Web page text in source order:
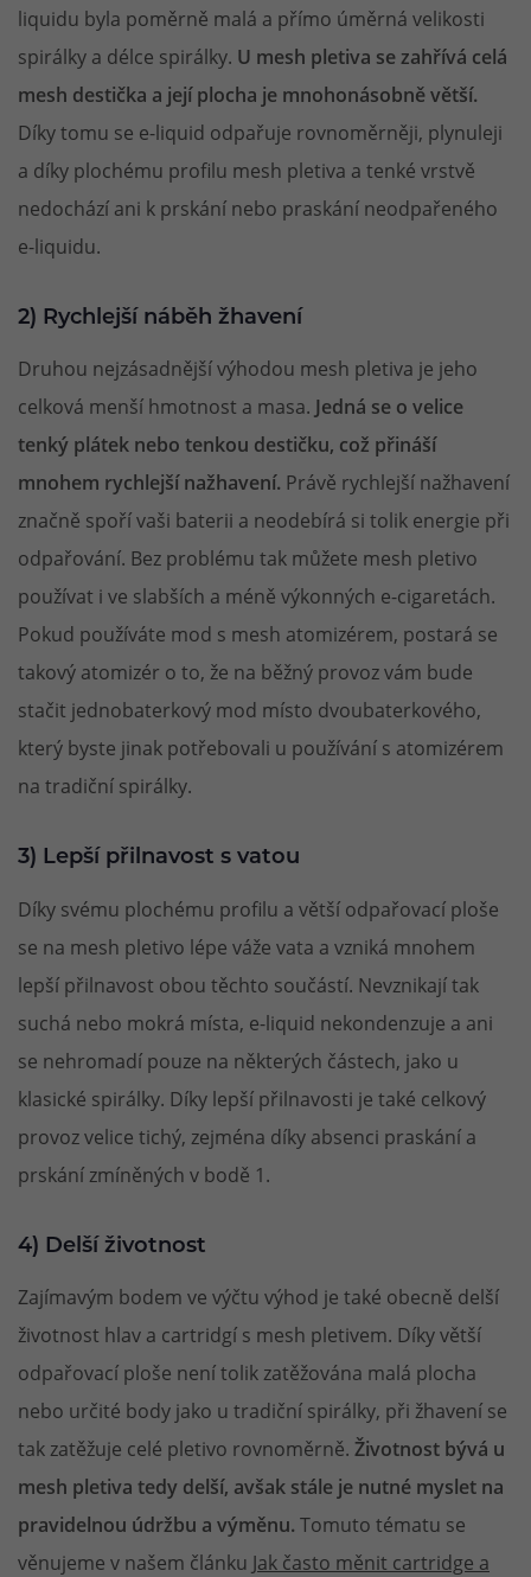
liquidu byla poměrně malá a přímo úměrná velikosti
spirálky a délce spirálky. U mesh pletiva se zahřívá celá
mesh destička a její plocha je mnohonásobně větší.
Díky tomu se e-liquid odpařuje rovnoměrněji, plynuleji
a díky plochému profilu mesh pletiva a tenké vrstvě
nedochází ani k prskání nebo praskání neodpařeného
e-liquidu.
2) Rychlejší náběh žhavení
Druhou nejzásadnější výhodou mesh pletiva je jeho
celková menší hmotnost a masa. Jedná se o velice
tenký plátek nebo tenkou destičku, což přináší
mnohem rychlejší nažhavení. Právě rychlejší nažhavení
značně spoří vaši baterii a neodebírá si tolik energie při
odpařování. Bez problému tak můžete mesh pletivo
používat i ve slabších a méně výkonných e-cigaretách.
Pokud používáte mod s mesh atomizérem, postará se
takový atomizér o to, že na běžný provoz vám bude
stačit jednobaterkový mod místo dvoubaterkového,
který byste jinak potřebovali u používání s atomizérem
na tradiční spirálky.
3) Lepší přilnavost s vatou
Díky svému plochému profilu a větší odpařovací ploše
se na mesh pletivo lépe váže vata a vzniká mnohem
lepší přilnavost obou těchto součástí. Nevznikají tak
suchá nebo mokrá místa, e-liquid nekondenzuje a ani
se nehromadí pouze na některých částech, jako u
klasické spirálky. Díky lepší přilnavosti je také celkový
provoz velice tichý, zejména díky absenci praskání a
prskání zmíněných v bodě 1.
4) Delší životnost
Zajímavým bodem ve výčtu výhod je také obecně delší
životnost hlav a cartridgí s mesh pletivem. Díky větší
odpařovací ploše není tolik zatěžována malá plocha
nebo určité body jako u tradiční spirálky, při žhavení se
tak zatěžuje celé pletivo rovnoměrně. Životnost bývá u
mesh pletiva tedy delší, avšak stále je nutné myslet na
pravidelnou údržbu a výměnu. Tomuto tématu se
věnujeme v našem článku Jak často měnit cartridge a